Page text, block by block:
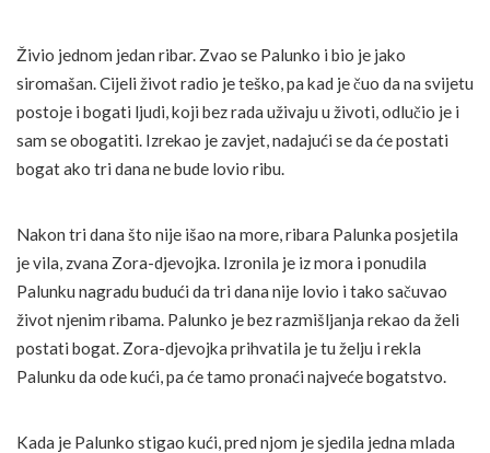
Živio jednom jedan ribar. Zvao se Palunko i bio je jako
siromašan. Cijeli život radio je teško, pa kad je čuo da na svijetu
postoje i bogati ljudi, koji bez rada uživaju u životi, odlučio je i
sam se obogatiti. Izrekao je zavjet, nadajući se da će postati
bogat ako tri dana ne bude lovio ribu.
Nakon tri dana što nije išao na more, ribara Palunka posjetila
je vila, zvana Zora-djevojka. Izronila je iz mora i ponudila
Palunku nagradu budući da tri dana nije lovio i tako sačuvao
život njenim ribama. Palunko je bez razmišljanja rekao da želi
postati bogat. Zora-djevojka prihvatila je tu želju i rekla
Palunku da ode kući, pa će tamo pronaći najveće bogatstvo.
Kada je Palunko stigao kući, pred njom je sjedila jedna mlada